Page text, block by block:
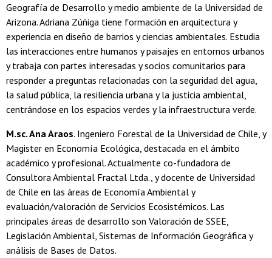
Geografía de Desarrollo y medio ambiente de la Universidad de
Arizona. Adriana Zúñiga tiene formación en arquitectura y
experiencia en diseño de barrios y ciencias ambientales. Estudia
las interacciones entre humanos y paisajes en entornos urbanos
y trabaja con partes interesadas y socios comunitarios para
responder a preguntas relacionadas con la seguridad del agua,
la salud pública, la resiliencia urbana y la justicia ambiental,
centrándose en los espacios verdes y la infraestructura verde.
M.sc. Ana Araos. Ingeniero Forestal de la Universidad de Chile, y
Magister en Economía Ecológica, destacada en el ámbito
académico y profesional. Actualmente co-fundadora de
Consultora Ambiental Fractal Ltda., y docente de Universidad
de Chile en las áreas de Economía Ambiental y
evaluación/valoración de Servicios Ecosistémicos. Las
principales áreas de desarrollo son Valoración de SSEE,
Legislación Ambiental, Sistemas de Información Geográfica y
análisis de Bases de Datos.